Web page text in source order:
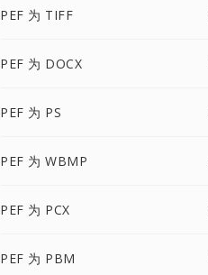
PEF 为 TIFF
PEF 为 DOCX
PEF 为 PS
PEF 为 WBMP
PEF 为 PCX
PEF 为 PBM